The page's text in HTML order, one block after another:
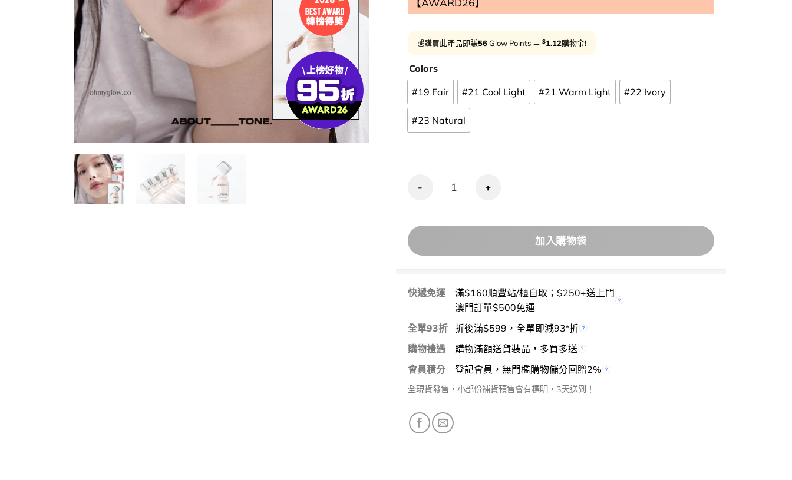
💰購買此產品即賺56Glow Points ＝ $1.12購物金!
Colors
#19 Fair #21 Cool Light #21 Warm Light #22 Ivory
#23 Natural
優惠碼再95折!GlowPick🏆 About Tone Skin Layer Cover Fit Concealer 24小時超貼服
加入購物袋
快遞免運
滿$160順豐站/櫃自取；$250+送上門
澳門訂單$500免運
全單93折 折後滿$599，全單即減93*折
購物禮遇
購物滿額送貨裝品，多買多送
會員積分
登記會員，無門檻購物儲分回贈2%
全現貨發售，小部份補貨預售會有標明，3天送到！